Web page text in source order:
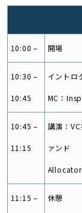
10:00 – 開場
10:30 –
10:45
イントロ
MC：
10:45 –
11:15
講演：
ァンド
Allocator
11:15 – 休憩